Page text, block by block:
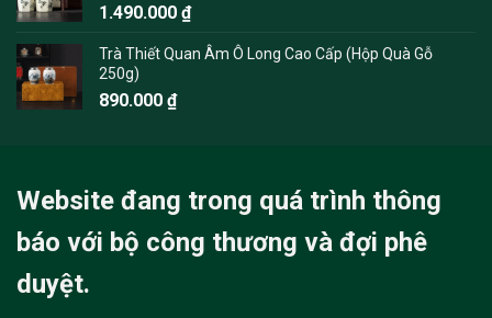
1.490.000 ₫
Trà Thiết Quan Âm Ô Long Cao Cấp (Hộp Quà Gỗ
250g)
890.000 ₫
Website đang trong quá trình thông
báo với bộ công thương và đợi phê
duyệt.